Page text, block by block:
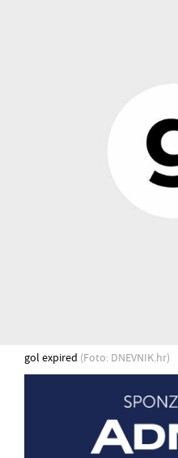
gol expired (Foto: DNEVNIK.hr)